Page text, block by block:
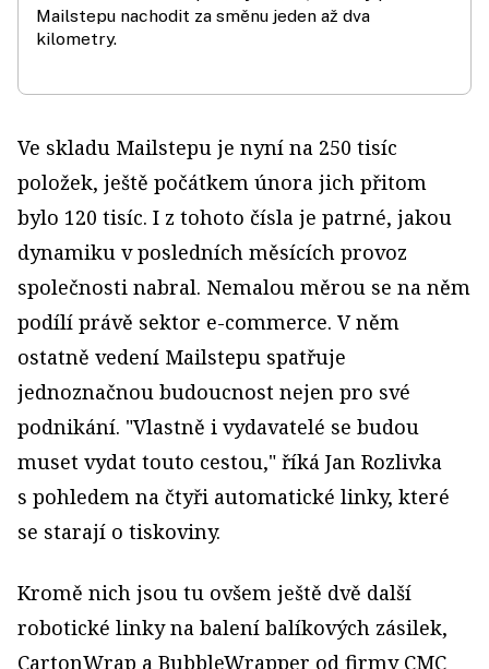
Mailstepu nachodit za směnu jeden až dva
kilometry.
Ve skladu Mailstepu je nyní na 250 tisíc
položek, ještě počátkem února jich přitom
bylo 120 tisíc. I z tohoto čísla je patrné, jakou
dynamiku v posledních měsících provoz
společnosti nabral. Nemalou měrou se na něm
podílí právě sektor e-commerce. V něm
ostatně vedení Mailstepu spatřuje
jednoznačnou budoucnost nejen pro své
podnikání. "Vlastně i vydavatelé se budou
muset vydat touto cestou," říká Jan Rozlivka
s pohledem na čtyři automatické linky, které
se starají o tiskoviny.
Kromě nich jsou tu ovšem ještě dvě další
robotické linky na balení balíkových zásilek,
CartonWrap a BubbleWrapper od firmy CMC